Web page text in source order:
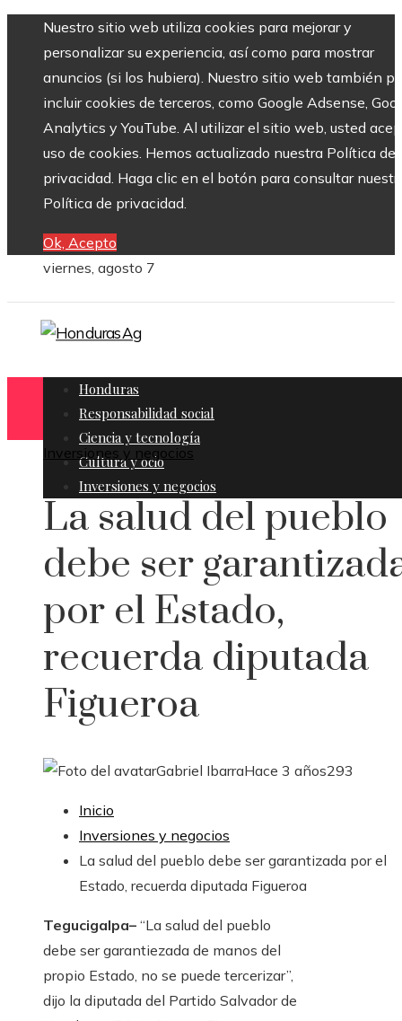
Nuestro sitio web utiliza cookies para mejorar y
personalizar su experiencia, así como para mostrar
anuncios (si los hubiera). Nuestro sitio web también
incluir cookies de terceros, como Google Adsense,
Analytics y YouTube. Al utilizar el sitio web, usted
uso de cookies. Hemos actualizado nuestra Política de
privacidad. Haga clic en el botón para consultar
Política de privacidad.
Ok, Acepto
viernes, agosto 7
Honduras
Responsabilidad social
Ciencia y tecnología
Cultura y ocio
Inversiones y negocios
Inversiones y negocios
La salud del pueblo
debe ser
por el Estado,
recuerda diputada
Figueroa
Gabriel IbarraHace 3 años293
Inicio
Inversiones y negocios
La salud del pueblo debe ser garantizada por el
Estado, recuerda diputada Figueroa
Tegucigalpa– “La salud del pueblo
debe ser garantiezada de manos del
propio Estado, no se puede tercerizar”,
dijo la diputada del Partido Salvador de